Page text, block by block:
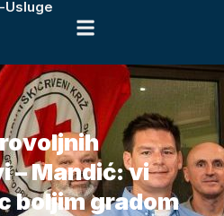
Usluge
– Mandić: vi
boljim gradom